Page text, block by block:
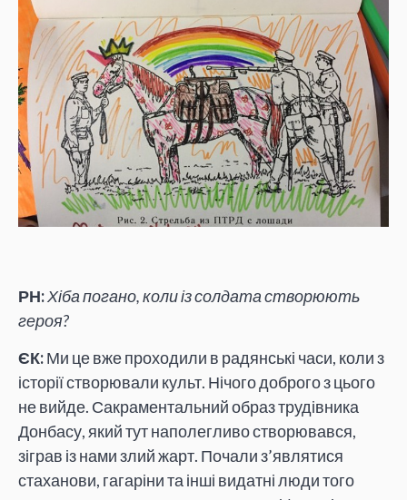
РН:Хіба погано, коли із солдата створюють
героя?
ЄК:Ми це вже проходили в радянські часи, коли з
історії створювали культ. Нічого доброго з цього
не вийде. Сакраментальний образ трудівника
Донбасу, який тут наполегливо створювався,
зіграв із нами злий жарт. Почали з’являтися
стаханови, гагаріни та інші видатні люди того